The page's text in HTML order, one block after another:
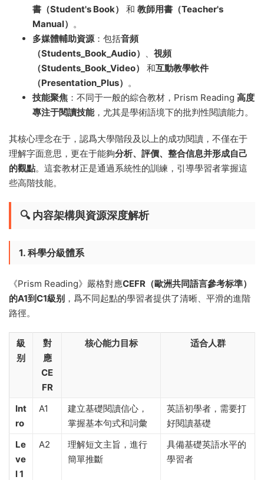
書（Student's Book）
和 教師用書（Teacher's
Manual） 。
多媒體輔助資源：包括音頻
（Students_Book_Audio） 、 視頻
（Students_Book_Video）
和互動教學軟件
（Presentation_Plus） 。
技能聚焦 ：不同于一般的綜合教材，Prism Reading 高度
專注于閱讀技能，尤其是學術語境下的批判性閱讀能力。
其核心理念在于，認爲大學階段及以上的成功閱讀，不僅在于
理解字面意思，更在于能夠分析、評價、整合信息并形成自己
的觀點。這套教材正是通過系統性的訓練，引導學習者掌握這
些高階技能。
🔍 内容架構與資源深度解析
1. 科學分級體系
《Prism Reading》嚴格對應CEFR（歐洲共同語言參考标準）
的A1到C1級别 ，爲不同起點的學習者提供了清晰、平滑的進階
路徑。
級
别
對
應
CE
FR
核心能力目标 适合人群
Int
ro
A1
建立基礎閱讀信心，
掌握基本句式和詞彙
英語初學者，需要打
好閱讀基礎
Le
ve
l 1
A2
理解短文主旨，進行
簡單推斷
具備基礎英語水平的
學習者